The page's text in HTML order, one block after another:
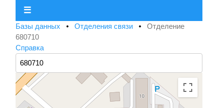
☰
Базы данных • Отделения связи • Отделение
680710
Справка